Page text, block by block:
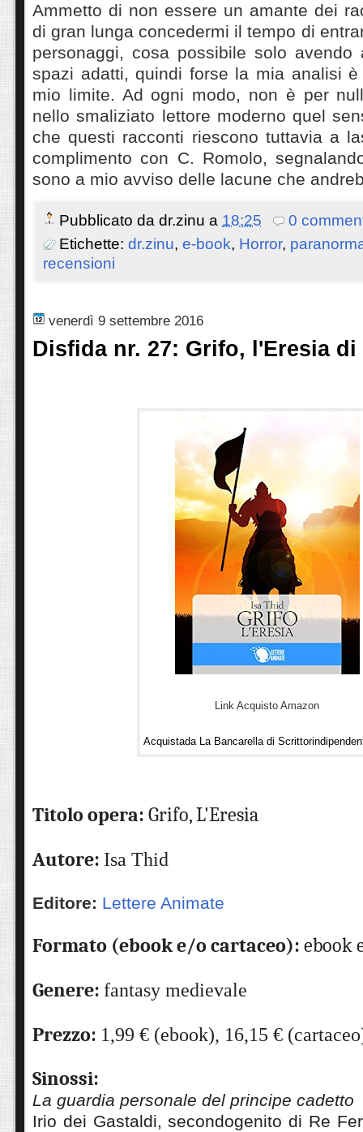
Ammetto di non essere un amante dei
di gran lunga concedermi il tempo di
personaggi, cosa possibile solo avendo
spazi adatti, quindi forse la mia analisi
mio limite. Ad ogni modo, non è per
nello smaliziato lettore moderno quel
che questi racconti riescono tuttavia a
complimento con C. Romolo,
sono a mio avviso delle lacune che
Pubblicato da dr.zinu a 18:25
0
Etichette: dr.zinu, e-book, Horror,
recensioni
venerdì 9 settembre 2016
Disfida nr. 27: Grifo, l'Eresia di
Link Acquisto Amazon
Acquistada La Bancarella di
Titolo opera: Grifo, L'Eresia
Autore: Isa Thid
Editore: Lettere Animate
Formato (ebook e/o cartaceo): ebook
Genere: fantasy medievale
Prezzo: 1,99 € (ebook), 16,15 €
Sinossi:
La guardia personale del principe cadetto
Irio dei Gastaldi, secondogenito di Re